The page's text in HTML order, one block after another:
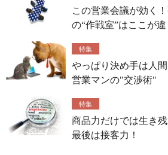
この営業会議が効く
の“作戦室”はここが違
特集
やっぱり決め手は人
営業マンの"交渉術"
特集
商品力だけでは生き
最後は接客力！